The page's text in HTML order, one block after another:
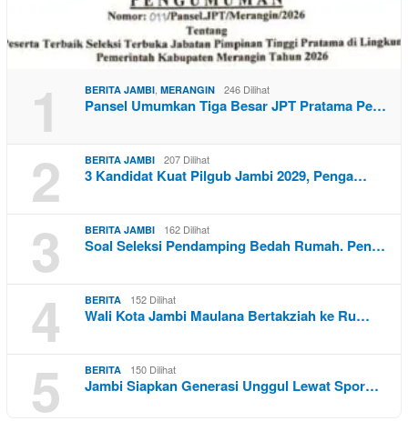
1 BERITA JAMBI, MERANGIN 246 Dilihat
Pansel Umumkan Tiga Besar JPT Pratama Pe…
2 BERITA JAMBI 207 Dilihat
3 Kandidat Kuat Pilgub Jambi 2029, Penga…
3 BERITA JAMBI 162 Dilihat
Soal Seleksi Pendamping Bedah Rumah. Pen…
4 BERITA 152 Dilihat
Wali Kota Jambi Maulana Bertakziah ke Ru…
5 BERITA 150 Dilihat
Jambi Siapkan Generasi Unggul Lewat Spor…